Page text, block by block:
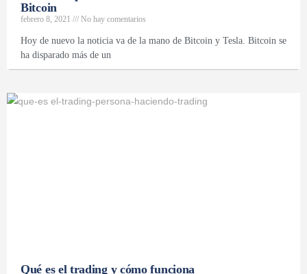
Bitcoin
febrero 8, 2021 No hay comentarios
Hoy de nuevo la noticia va de la mano de Bitcoin y Tesla. Bitcoin se
ha disparado más de un
Qué es el trading y cómo funciona